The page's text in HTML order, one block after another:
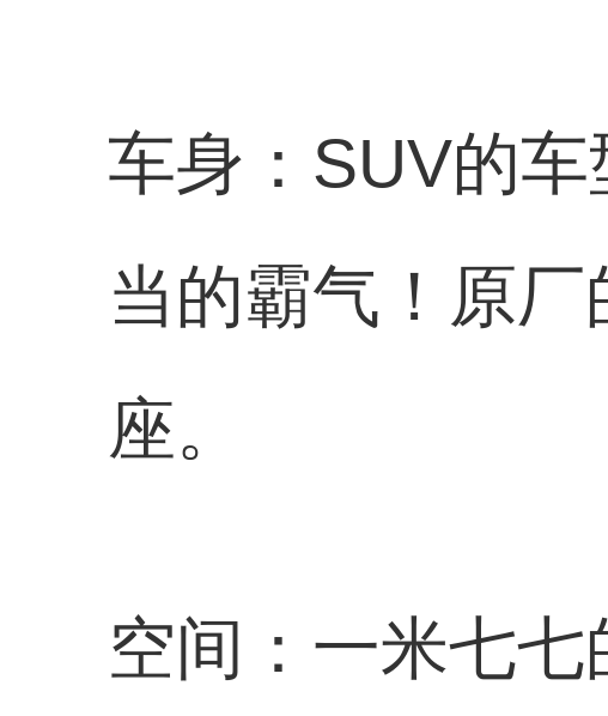
车身：SUV的
当的霸气！原
座。
空间：一米七